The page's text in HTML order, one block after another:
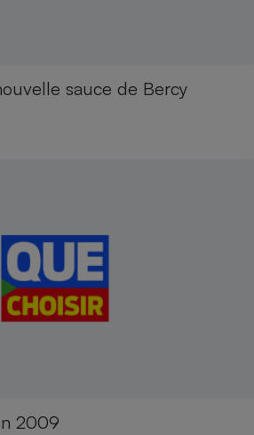
sauce de Bercy
2009